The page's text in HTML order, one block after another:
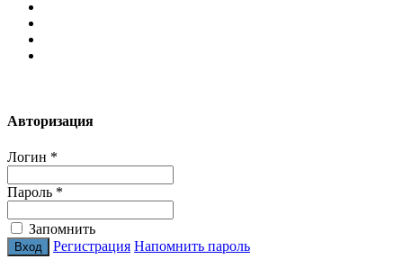
Авторизация
Логин *
Пароль *
Запомнить
Регистрация Напомнить пароль